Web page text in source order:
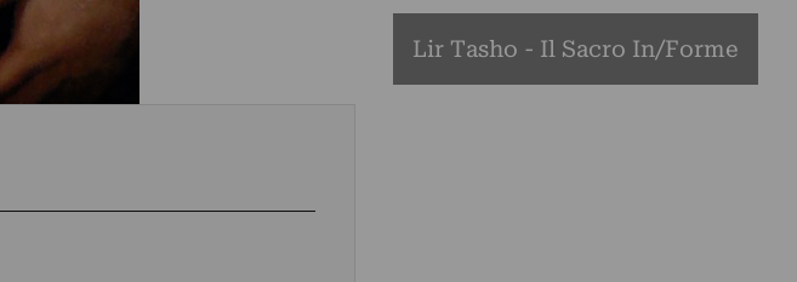
Lir Tasho - Il Sacro In/Forme